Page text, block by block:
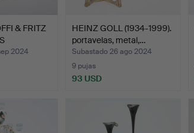
& FRITZ
2024
HEINZ GOLL (1934-1999).
portavelas, metal,…
Subastado 26 ago 2024
9 pujas
93 USD